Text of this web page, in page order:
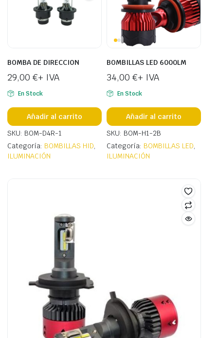
BOMBA DE DIRECCION
29,00 €+ IVA
En Stock
Añadir al carrito
SKU: BOM-D4R-1
Categoría: BOMBILLAS HID,
ILUMINACIÓN
BOMBILLAS LED 6000LM
34,00 €+ IVA
En Stock
Añadir al carrito
SKU: BOM-H1-2B
Categoría: BOMBILLAS LED,
ILUMINACIÓN